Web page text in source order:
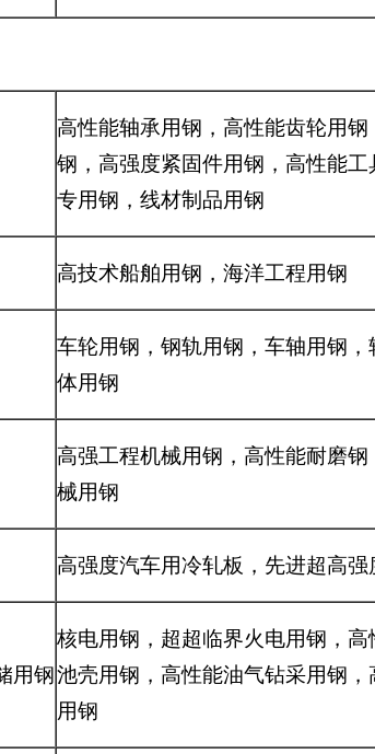
高性能轴承用钢，高性能齿轮用
钢，高强度紧固件用钢，高性能工
专用钢，线材制品用钢
高技术船舶用钢，海洋工程用钢
车轮用钢，钢轨用钢，车轴用钢
体用钢
高强工程机械用钢，高性能耐磨
械用钢
高强度汽车用冷轧板，先进超高强
用钢
核电用钢，超超临界火电用钢，
池壳用钢，高性能油气钻采用钢，
用钢